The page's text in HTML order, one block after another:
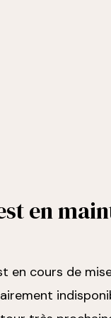
en
en cours de